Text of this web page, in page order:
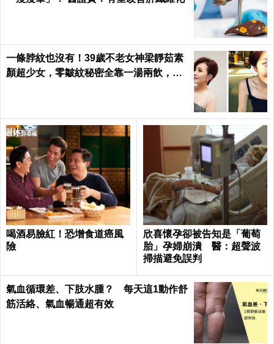
一條脖紋也沒有！39歲不老女神梁靜茹素
顏超少女，零皺紋秘密全靠一湯兩飲，熬
喝酒易臉紅！恐增食道癌風
險
欣喜懷孕卻被告知是「葡萄
胎」孕婦崩潰 醫：超聲波
掃描避免誤判
氣血循環差、下肢水腫？ 每天這1動作舒
筋活絡、氣血暢通超有效